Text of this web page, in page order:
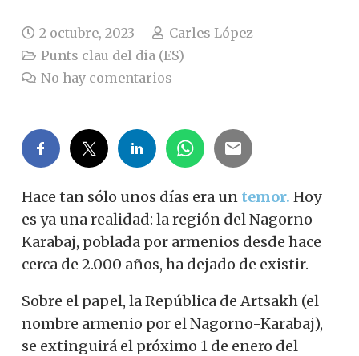
2 octubre, 2023
Carles López
Punts clau del dia (ES)
No hay comentarios
Hace tan sólo unos días era un temor. Hoy
es ya una realidad: la región del Nagorno-
Karabaj, poblada por armenios desde hace
cerca de 2.000 años, ha dejado de existir.
Sobre el papel, la República de Artsakh (el
nombre armenio por el Nagorno-Karabaj),
se extinguirá el próximo 1 de enero del